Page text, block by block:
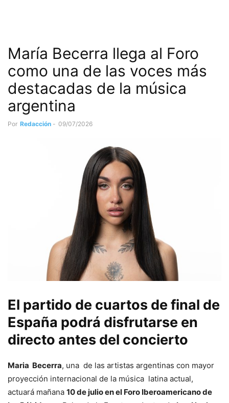
María Becerra llega al Foro
como una de las voces más
destacadas de la música
argentina
Por Redacción - 09/07/2026
El partido de cuartos de final de
España podrá disfrutarse en
directo antes del concierto
Maria Becerra, una de las artistas argentinas con mayor
proyección internacional de la música latina actual,
actuará mañana 10 de julio en el Foro Iberoamericano de